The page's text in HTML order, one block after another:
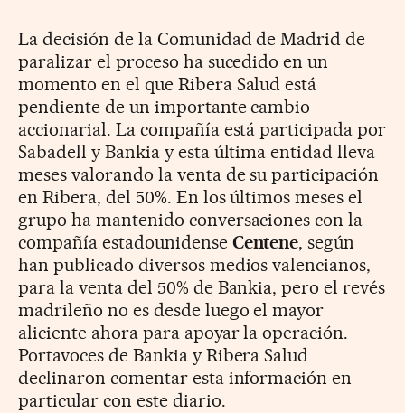
La decisión de la Comunidad de Madrid de
paralizar el proceso ha sucedido en un
momento en el que Ribera Salud está
pendiente de un importante cambio
accionarial. La compañía está participada por
Sabadell y Bankia y esta última entidad lleva
meses valorando la venta de su participación
en Ribera, del 50%. En los últimos meses el
grupo ha mantenido conversaciones con la
compañía estadounidense Centene, según
han publicado diversos medios valencianos,
para la venta del 50% de Bankia, pero el revés
madrileño no es desde luego el mayor
aliciente ahora para apoyar la operación.
Portavoces de Bankia y Ribera Salud
declinaron comentar esta información en
particular con este diario.